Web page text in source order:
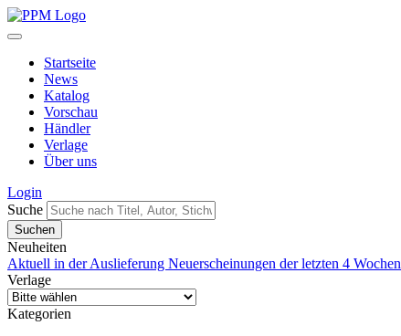
Startseite
News
Katalog
Vorschau
Händler
Verlage
Über uns
Login
Suche
Neuheiten
Aktuell in der Auslieferung Neuerscheinungen der letzten 4 Wochen
Verlage
Kategorien